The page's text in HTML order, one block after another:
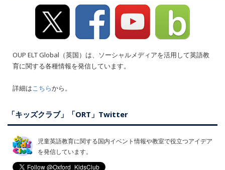
OUP ELT Global（英国）は、ソーシャルメディアを活用して英語教
育に関する各種情報を発信しています。
詳細はこちらから。
「キッズクラブ」「ORT」Twitter
児童英語教育に関する国内イベント情報や教室で役立つアイデア
を発信しています。